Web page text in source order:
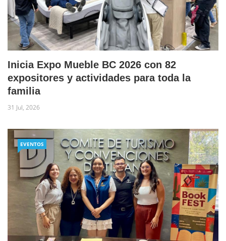
Inicia Expo Mueble BC 2026 con 82
expositores y actividades para toda la
familia
31 Jul, 2026
EVENTOS